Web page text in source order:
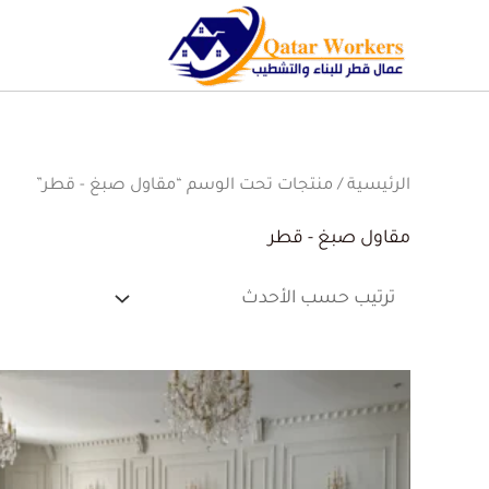
الرئيسية / منتجات تحت الوسم “مقاول صبغ - قطر”
مقاول صبغ - قطر